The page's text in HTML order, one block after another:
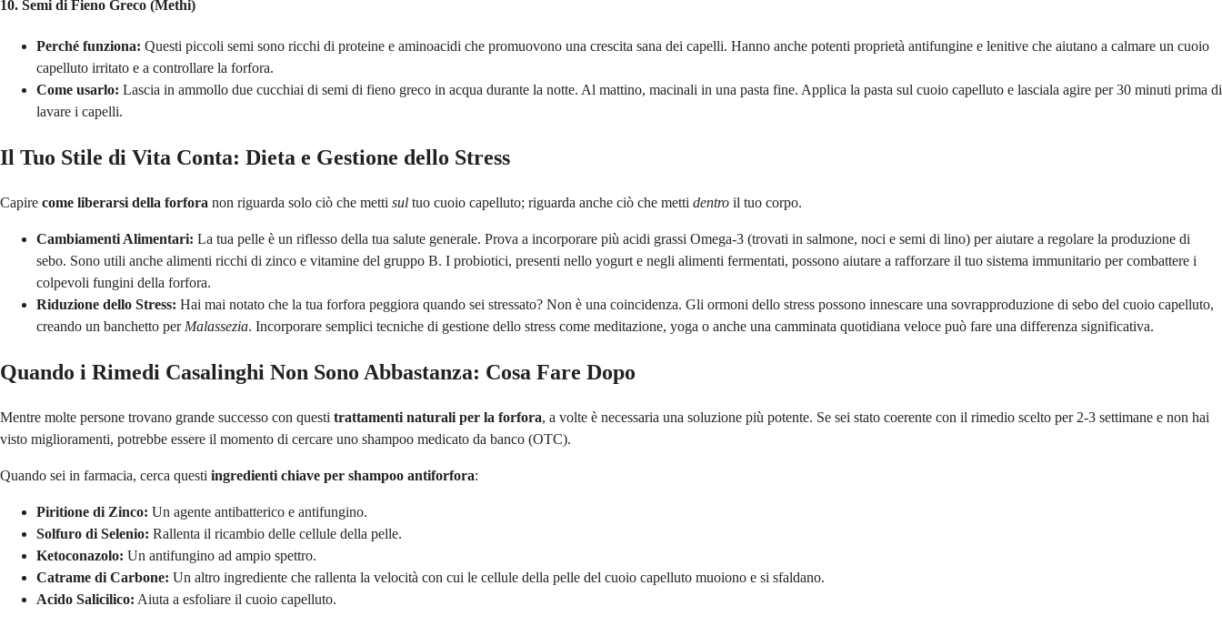
10. Semi di Fieno Greco (Methi)
Perché funziona: Questi piccoli semi sono ricchi di proteine e aminoacidi che promuovono una crescita sana dei capelli. Hanno anche potenti proprietà antifungine e lenitive che aiutano a calmare un cuoio
capelluto irritato e a controllare la forfora.
Come usarlo: Lascia in ammollo due cucchiai di semi di fieno greco in acqua durante la notte. Al mattino, macinali in una pasta fine. Applica la pasta sul cuoio capelluto e lasciala agire per 30 minuti prima di
lavare i capelli.
Il Tuo Stile di Vita Conta: Dieta e Gestione dello Stress
Capire come liberarsi della forfora non riguarda solo ciò che metti sul tuo cuoio capelluto; riguarda anche ciò che metti dentro il tuo corpo.
Cambiamenti Alimentari: La tua pelle è un riflesso della tua salute generale. Prova a incorporare più acidi grassi Omega-3 (trovati in salmone, noci e semi di lino) per aiutare a regolare la produzione di
sebo. Sono utili anche alimenti ricchi di zinco e vitamine del gruppo B. I probiotici, presenti nello yogurt e negli alimenti fermentati, possono aiutare a rafforzare il tuo sistema immunitario per combattere i
colpevoli fungini della forfora.
Riduzione dello Stress: Hai mai notato che la tua forfora peggiora quando sei stressato? Non è una coincidenza. Gli ormoni dello stress possono innescare una sovrapproduzione di sebo del cuoio capelluto,
creando un banchetto per Malassezia. Incorporare semplici tecniche di gestione dello stress come meditazione, yoga o anche una camminata quotidiana veloce può fare una differenza significativa.
Quando i Rimedi Casalinghi Non Sono Abbastanza: Cosa Fare Dopo
Mentre molte persone trovano grande successo con questi trattamenti naturali per la forfora, a volte è necessaria una soluzione più potente. Se sei stato coerente con il rimedio scelto per 2-3 settimane e non hai
visto miglioramenti, potrebbe essere il momento di cercare uno shampoo medicato da banco (OTC).
Quando sei in farmacia, cerca questi ingredienti chiave per shampoo antiforfora:
Piritione di Zinco: Un agente antibatterico e antifungino.
Solfuro di Selenio: Rallenta il ricambio delle cellule della pelle.
Ketoconazolo: Un antifungino ad ampio spettro.
Catrame di Carbone: Un altro ingrediente che rallenta la velocità con cui le cellule della pelle del cuoio capelluto muoiono e si sfaldano.
Acido Salicilico: Aiuta a esfoliare il cuoio capelluto.